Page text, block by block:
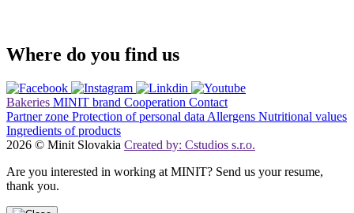
Where do you find us
Bakeries MINIT brand Cooperation Contact
Partner zone Protection of personal data Allergens Nutritional values
Ingredients of products
2026 © Minit Slovakia Created by: Cstudios s.r.o.
Are you interested in working at MINIT? Send us your resume,
thank you.